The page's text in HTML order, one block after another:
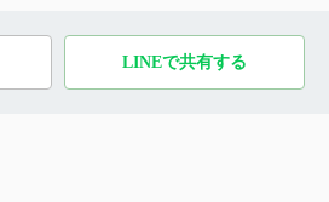
LINEで共有する